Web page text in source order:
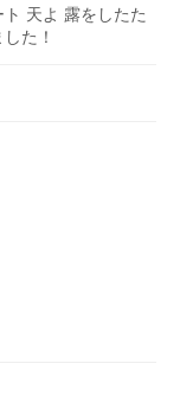
天よ 露をしたた
た！